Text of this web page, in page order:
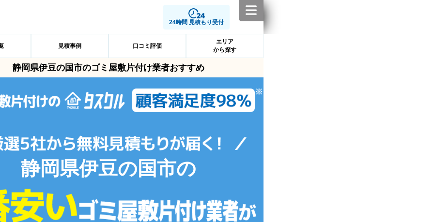
24時間 見積もり受付
見積事例 口コミ評価
エリア
から探す
静岡県伊豆の国市のゴミ屋敷片付け業者おすすめ
静岡県伊豆の国市の